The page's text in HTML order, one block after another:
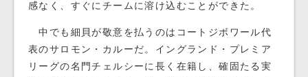
感なく、すぐにチームに溶け込むことができた。
中でも細貝が敬意を払うのはコートジボワール代
表のサロモン・カルーだ。イングランド・プレミア
リーグの名門チェルシーに長く在籍し、確固たる実